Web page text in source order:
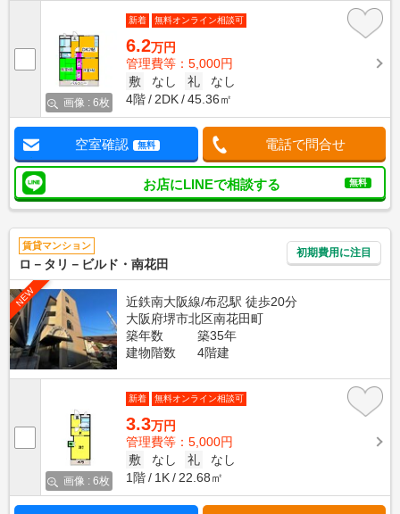
画像 : 6枚
新着 無料オンライン相談可
6.2万円
管理費等：5,000円
敷
なし 礼
なし
4階
2DK 45.36㎡
空室確認 無料 電話で問合せ
お店にLINEで相談する 無料
賃貸マンション
ロ－タリ－ビルド・南花田
初期費用に注目
NEW
近鉄南大阪線/布忍駅 徒歩20分
大阪府堺市北区南花田町
築年数
築35年
建物階数
4階建
画像 : 6枚
新着 無料オンライン相談可
3.3万円
管理費等：5,000円
敷
なし 礼
なし
1階
1K 22.68㎡